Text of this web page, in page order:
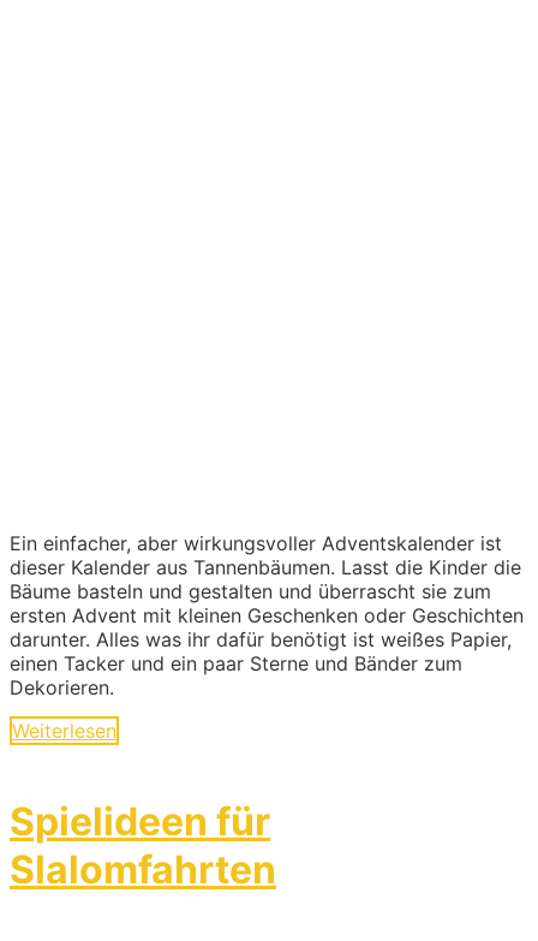
Ein einfacher, aber wirkungsvoller Adventskalender ist
dieser Kalender aus Tannenbäumen. Lasst die Kinder die
Bäume basteln und gestalten und überrascht sie zum
ersten Advent mit kleinen Geschenken oder Geschichten
darunter. Alles was ihr dafür benötigt ist weißes Papier,
einen Tacker und ein paar Sterne und Bänder zum
Dekorieren.
Weiterlesen
Spielideen für
Slalomfahrten